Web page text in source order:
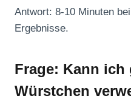
Antwort: 8-10 Minuten
Ergebnisse.
Frage: Kann ich
Würstchen